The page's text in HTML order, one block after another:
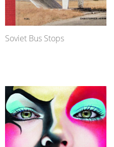
Soviet Bus Stops